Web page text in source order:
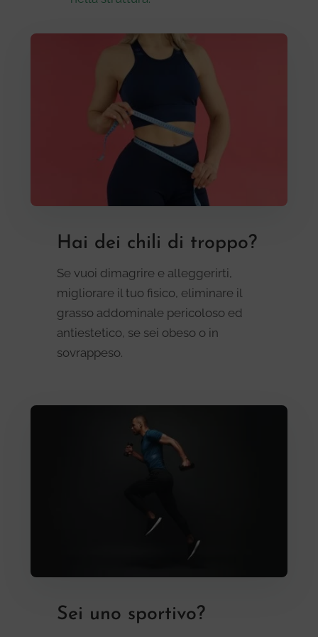
Hai dei chili di troppo?
Se vuoi dimagrire e alleggerirti,
migliorare il tuo fisico, eliminare il
grasso addominale pericoloso ed
antiestetico, se sei obeso o in
sovrappeso.
Sei uno sportivo?